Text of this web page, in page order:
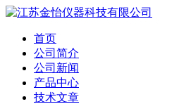
首页
公司简介
公司新闻
产品中心
技术文章